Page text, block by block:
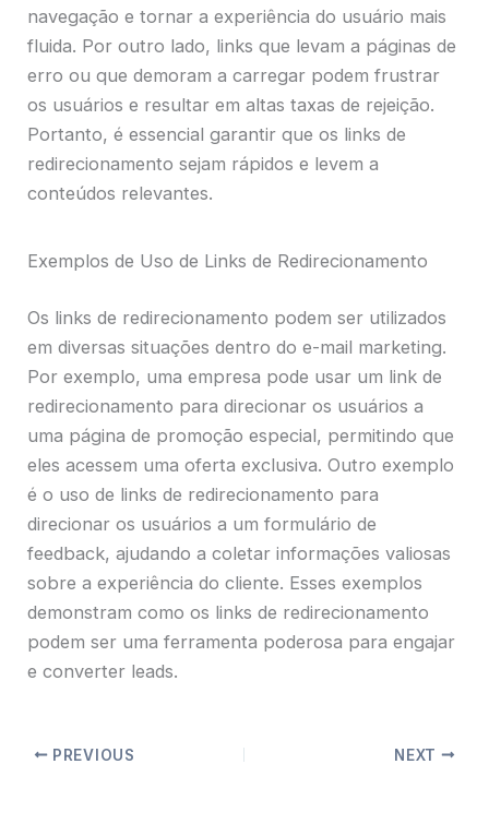
navegação e tornar a experiência do usuário mais
fluida. Por outro lado, links que levam a páginas de
erro ou que demoram a carregar podem frustrar
os usuários e resultar em altas taxas de rejeição.
Portanto, é essencial garantir que os links de
redirecionamento sejam rápidos e levem a
conteúdos relevantes.
Exemplos de Uso de Links de Redirecionamento
Os links de redirecionamento podem ser utilizados
em diversas situações dentro do e-mail marketing.
Por exemplo, uma empresa pode usar um link de
redirecionamento para direcionar os usuários a
uma página de promoção especial, permitindo que
eles acessem uma oferta exclusiva. Outro exemplo
é o uso de links de redirecionamento para
direcionar os usuários a um formulário de
feedback, ajudando a coletar informações valiosas
sobre a experiência do cliente. Esses exemplos
demonstram como os links de redirecionamento
podem ser uma ferramenta poderosa para engajar
e converter leads.
PREVIOUS NEXT